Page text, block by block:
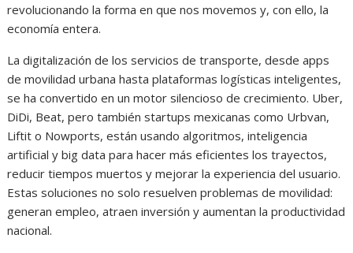
revolucionando la forma en que nos movemos y, con ello, la
economía entera.
La digitalización de los servicios de transporte, desde apps
de movilidad urbana hasta plataformas logísticas inteligentes,
se ha convertido en un motor silencioso de crecimiento. Uber,
DiDi, Beat, pero también startups mexicanas como Urbvan,
Liftit o Nowports, están usando algoritmos, inteligencia
artificial y big data para hacer más eficientes los trayectos,
reducir tiempos muertos y mejorar la experiencia del usuario.
Estas soluciones no solo resuelven problemas de movilidad:
generan empleo, atraen inversión y aumentan la productividad
nacional.